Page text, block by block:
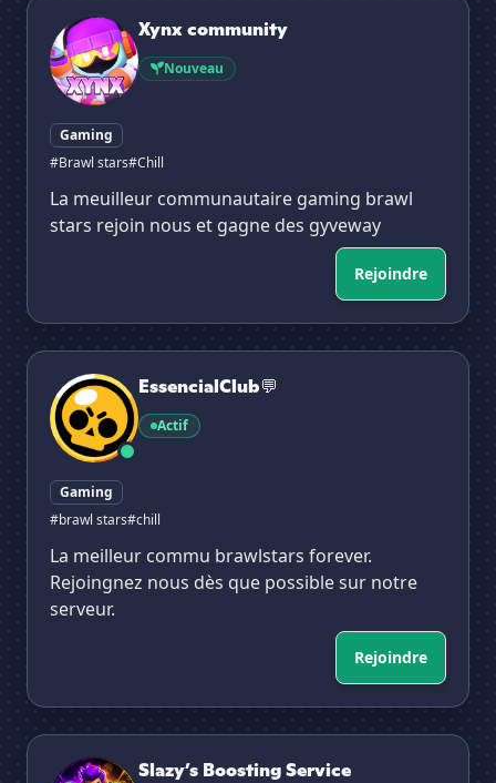
Xynx community
Xynx community
Nouveau
Gaming
#Brawl stars#Chill
La meuilleur communautaire gaming brawl
stars rejoin nous et gagne des gyveway
Rejoindre
EssencialClub💬
EssencialClub💬
Actif
Gaming
#brawl stars#chill
La meilleur commu brawlstars forever.
Rejoingnez nous dès que possible sur notre
serveur.
Rejoindre
Slazy’s Boosting Service
Slazy’s Boosting Service